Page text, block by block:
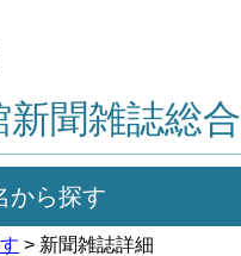
聞雑誌総
から探す
> 新聞雑誌詳細